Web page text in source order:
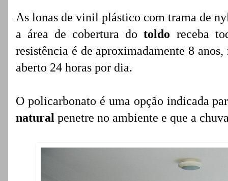
As lonas de vinil plástico com trama de
a área de cobertura dotoldo receba
resistência é de aproximadamente 8
aberto 24 horas por dia.
O policarbonato é uma opção indicada
natural penetre no ambiente e que a